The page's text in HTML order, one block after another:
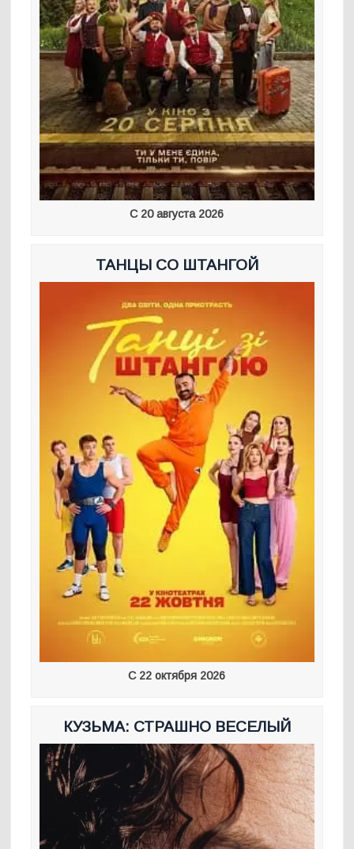
С 20 августа 2026
ТАНЦЫ СО ШТАНГОЙ
С 22 октября 2026
КУЗЬМА: СТРАШНО ВЕСЕЛЫЙ